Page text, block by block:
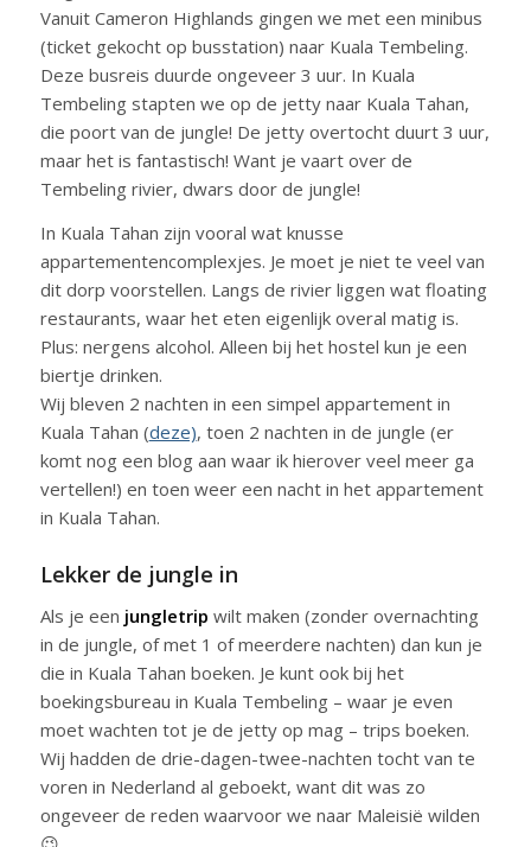
Vanuit Cameron Highlands gingen we met een minibus
(ticket gekocht op busstation) naar Kuala Tembeling.
Deze busreis duurde ongeveer 3 uur. In Kuala
Tembeling stapten we op de jetty naar Kuala Tahan,
die poort van de jungle! De jetty overtocht duurt 3 uur,
maar het is fantastisch! Want je vaart over de
Tembeling rivier, dwars door de jungle!
In Kuala Tahan zijn vooral wat knusse
appartementencomplexjes. Je moet je niet te veel van
dit dorp voorstellen. Langs de rivier liggen wat floating
restaurants, waar het eten eigenlijk overal matig is.
Plus: nergens alcohol. Alleen bij het hostel kun je een
biertje drinken.
Wij bleven 2 nachten in een simpel appartement in
Kuala Tahan (deze), toen 2 nachten in de jungle (er
komt nog een blog aan waar ik hierover veel meer ga
vertellen!) en toen weer een nacht in het appartement
in Kuala Tahan.
Lekker de jungle in
Als je een jungletrip wilt maken (zonder overnachting
in de jungle, of met 1 of meerdere nachten) dan kun je
die in Kuala Tahan boeken. Je kunt ook bij het
boekingsbureau in Kuala Tembeling – waar je even
moet wachten tot je de jetty op mag – trips boeken.
Wij hadden de drie-dagen-twee-nachten tocht van te
voren in Nederland al geboekt, want dit was zo
ongeveer de reden waarvoor we naar Maleisië wilden